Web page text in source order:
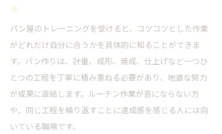
パン屋トレーニングの費用と収入期待値の
考え方
パン屋職の収入面での適性判断ポイント
繰り返し作業の適性が問われるパン屋という選
択
パン屋で繰り返し作業が多い理由と適性診
き
パン屋のトレーニングを受けると、コツコツとした作業
がどれだけ自分に合うかを具体的に知ることができま
す。パン作りは、計量、成形、焼成、仕上げなど一つひ
とつの工程を丁寧に積み重ねる必要があり、地道な努力
が成果に直結します。ルーチン作業が苦にならない方
や、同じ工程を繰り返すことに達成感を感じる人には向
いている職場です。